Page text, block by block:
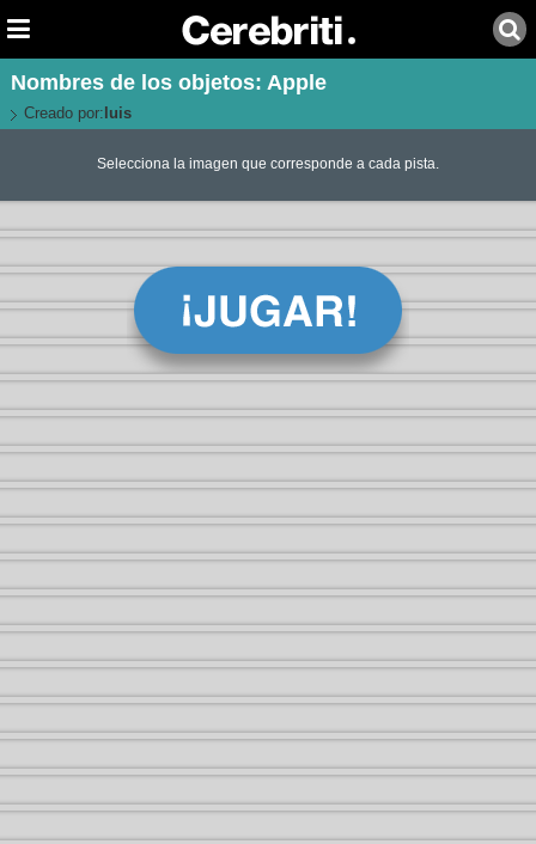
Nombres de los objetos: Apple
Creado por: luis
Selecciona la imagen que corresponde a cada pista.